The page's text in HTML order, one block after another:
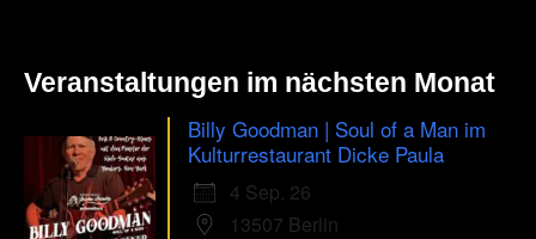
Veranstaltungen im nächsten Monat
Billy Goodman | Soul of a Man im
Kulturrestaurant Dicke Paula
4 Sep. 26
13507 Berlin